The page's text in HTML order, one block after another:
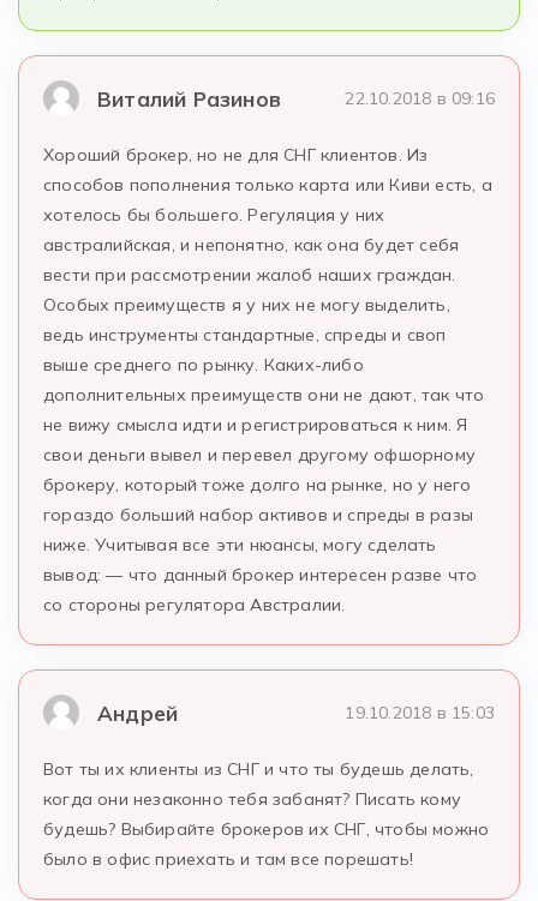
Виталий Разинов 22.10.2018 в 09:16
Хороший брокер, но не для СНГ клиентов. Из
способов пополнения только карта или Киви есть, а
хотелось бы большего. Регуляция у них
австралийская, и непонятно, как она будет себя
вести при рассмотрении жалоб наших граждан.
Особых преимуществ я у них не могу выделить,
ведь инструменты стандартные, спреды и своп
выше среднего по рынку. Каких-либо
дополнительных преимуществ они не дают, так что
не вижу смысла идти и регистрироваться к ним. Я
свои деньги вывел и перевел другому офшорному
брокеру, который тоже долго на рынке, но у него
гораздо больший набор активов и спреды в разы
ниже. Учитывая все эти нюансы, могу сделать
вывод: — что данный брокер интересен разве что
со стороны регулятора Австралии.
Андрей 19.10.2018 в 15:03
Вот ты их клиенты из СНГ и что ты будешь делать,
когда они незаконно тебя забанят? Писать кому
будешь? Выбирайте брокеров их СНГ, чтобы можно
было в офис приехать и там все порешать!